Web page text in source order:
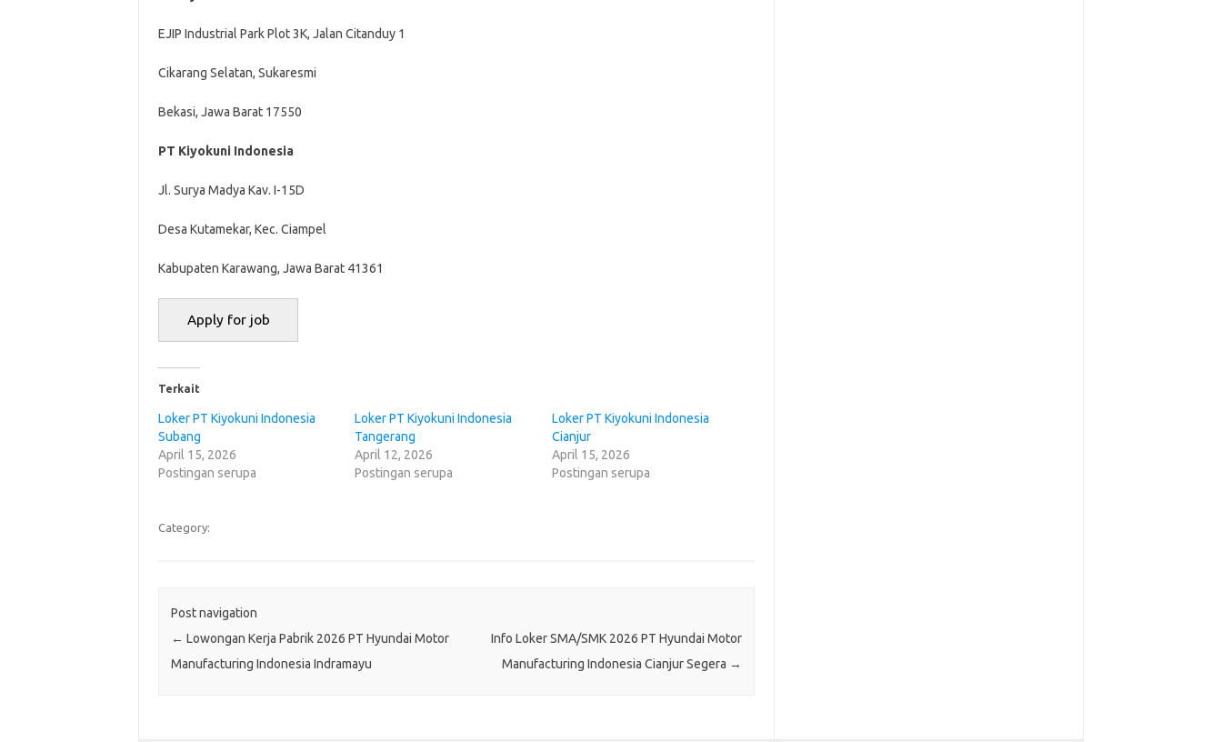
EJIP Industrial Park Plot 3K, Jalan Citanduy 1
Cikarang Selatan, Sukaresmi
Bekasi, Jawa Barat 17550
PT Kiyokuni Indonesia
Jl. Surya Madya Kav. I-15D
Desa Kutamekar, Kec. Ciampel
Kabupaten Karawang, Jawa Barat 41361
Terkait
Loker PT Kiyokuni Indonesia
Subang
April 15, 2026
Postingan serupa
Loker PT Kiyokuni Indonesia
Tangerang
April 12, 2026
Postingan serupa
Loker PT Kiyokuni Indonesia
Cianjur
April 15, 2026
Postingan serupa
Category:
Post navigation
← Lowongan Kerja Pabrik 2026 PT Hyundai Motor
Manufacturing Indonesia Indramayu
Info Loker SMA/SMK 2026 PT Hyundai Motor
Manufacturing Indonesia Cianjur Segera →